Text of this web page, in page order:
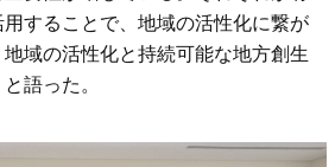
することで、地域の活性化に繋が
域の活性化と持続可能な地方創生
語った。